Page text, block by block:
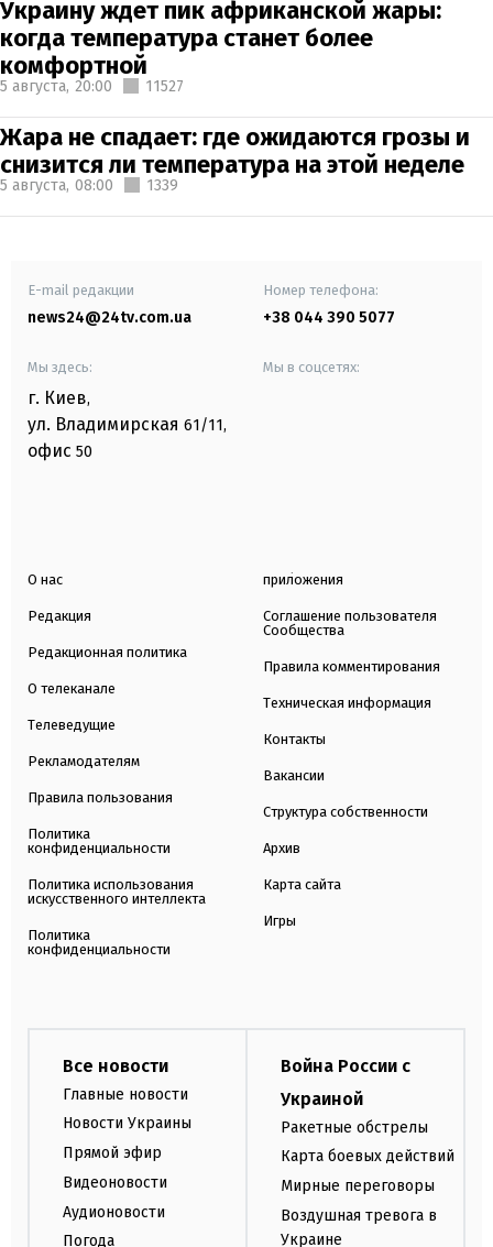
Украину ждет пик африканской жары:
когда температура станет более
комфортной
5 августа, 20:00 11527
Жара не спадает: где ожидаются грозы и
снизится ли температура на этой неделе
5 августа, 08:00 1339
E-mail редакции
news24@24tv.com.ua
Номер телефона:
+38 044 390 5077
Мы здесь:
г. Киев,
ул. Владимирская 61/11,
офис 50
Мы в соцсетях:
О нас
Редакция
Редакционная политика
О телеканале
Телеведущие
Рекламодателям
Правила пользования
Политика
конфиденциальности
Политика использования
искусственного интеллекта
Политика
конфиденциальности
приложения
Соглашение пользователя
Сообщества
Правила комментирования
Техническая информация
Контакты
Вакансии
Структура собственности
Архив
Карта сайта
Игры
Все новости
Главные новости
Новости Украины
Прямой эфир
Видеоновости
Аудионовости
Погода
Война России с
Украиной
Ракетные обстрелы
Карта боевых действий
Мирные переговоры
Воздушная тревога в
Украине